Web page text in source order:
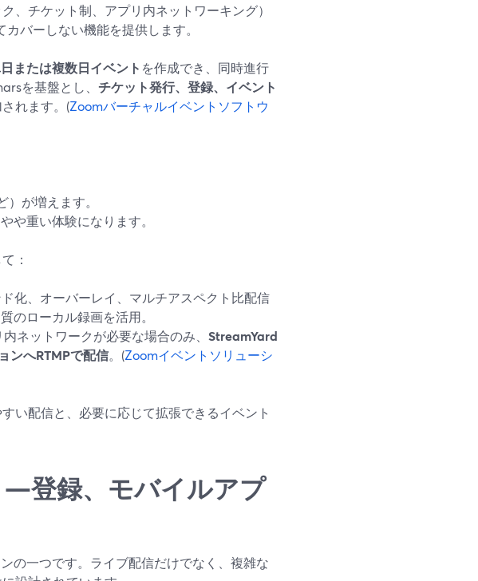
、チケット制、アプリ内ネットワーキング）
バーしない機能を提供します。
または複数日イベント を作成でき、同時進行
を基盤とし、 チケット発行、登録、イベント
れます。(Zoomバーチャルイベントソフトウ
が増えます。
や重い体験になります。
：
化、オーバーレイ、マルチアスペクト比配信
のローカル録画を活用。
ネットワークが必要な場合のみ、 StreamYard
ンへRTMPで配信。(Zoomイベントソリューシ
い配信と、必要に応じて拡張できるイベント
—登録、モバイルアプ
の一つです。ライブ配信だけでなく、複雑な